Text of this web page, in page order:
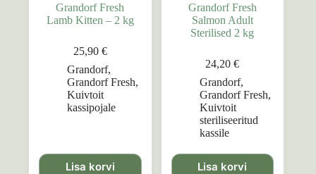
Grandorf Fresh
Lamb Kitten – 2 kg
25,90 €
Grandorf,
Grandorf Fresh,
Kuivtoit
kassipojale
Lisa korvi
Grandorf Fresh
Salmon Adult
Sterilised 2 kg
24,20€
Grandorf,
Grandorf Fresh,
Kuivtoit
steriliseeritud
kassile
Lisa korvi